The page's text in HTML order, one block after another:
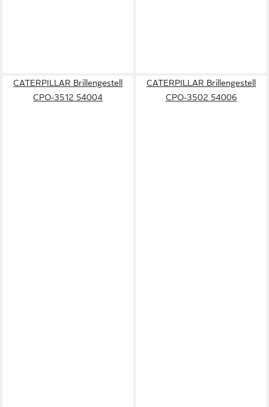
CATERPILLAR Brillengestell
CPO-3512 54004
CATERPILLAR Brillengestell
CPO-3502 54006